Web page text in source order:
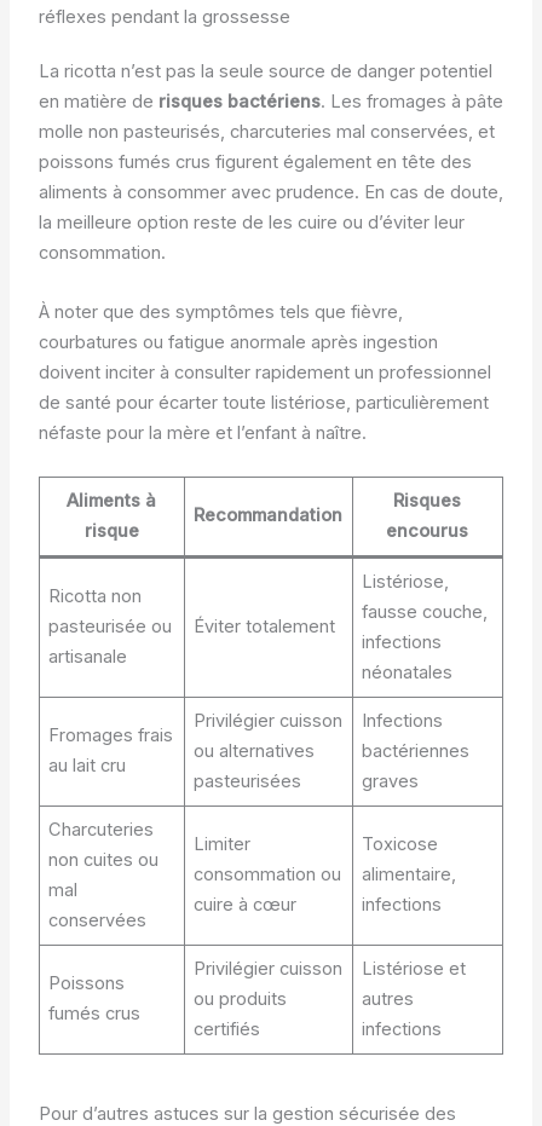
réflexes pendant la grossesse
La ricotta n’est pas la seule source de danger potentiel
en matière de risques bactériens. Les fromages à pâte
molle non pasteurisés, charcuteries mal conservées, et
poissons fumés crus figurent également en tête des
aliments à consommer avec prudence. En cas de doute,
la meilleure option reste de les cuire ou d’éviter leur
consommation.
À noter que des symptômes tels que fièvre,
courbatures ou fatigue anormale après ingestion
doivent inciter à consulter rapidement un professionnel
de santé pour écarter toute listériose, particulièrement
néfaste pour la mère et l’enfant à naître.
Aliments à
risque
Recommandation
Risques
encourus
Ricotta non
pasteurisée ou
artisanale
Éviter totalement
Listériose,
fausse couche,
infections
néonatales
Fromages frais
au lait cru
Privilégier cuisson
ou alternatives
pasteurisées
Infections
bactériennes
graves
Charcuteries
non cuites ou
mal
conservées
Limiter
consommation ou
cuire à cœur
Toxicose
alimentaire,
infections
Poissons
fumés crus
Privilégier cuisson
ou produits
certifiés
Listériose et
autres
infections
Pour d’autres astuces sur la gestion sécurisée des